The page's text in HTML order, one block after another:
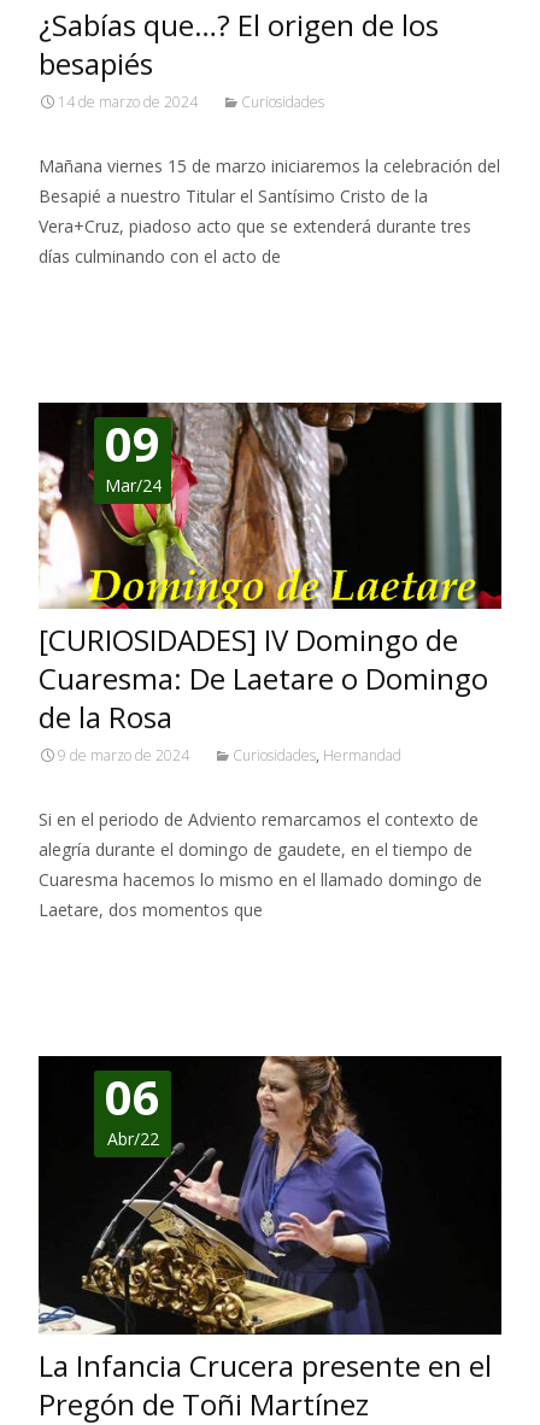
¿Sabías que…? El origen de los
besapiés
14 de marzo de 2024 Curiosidades
Mañana viernes 15 de marzo iniciaremos la celebración del
Besapié a nuestro Titular el Santísimo Cristo de la
Vera+Cruz, piadoso acto que se extenderá durante tres
días culminando con el acto de
09
Mar/24
[CURIOSIDADES] IV Domingo de
Cuaresma: De Laetare o Domingo
de la Rosa
9 de marzo de 2024 Curiosidades, Hermandad
Si en el periodo de Adviento remarcamos el contexto de
alegría durante el domingo de gaudete, en el tiempo de
Cuaresma hacemos lo mismo en el llamado domingo de
Laetare, dos momentos que
06
Abr/22
La Infancia Crucera presente en el
Pregón de Toñi Martínez